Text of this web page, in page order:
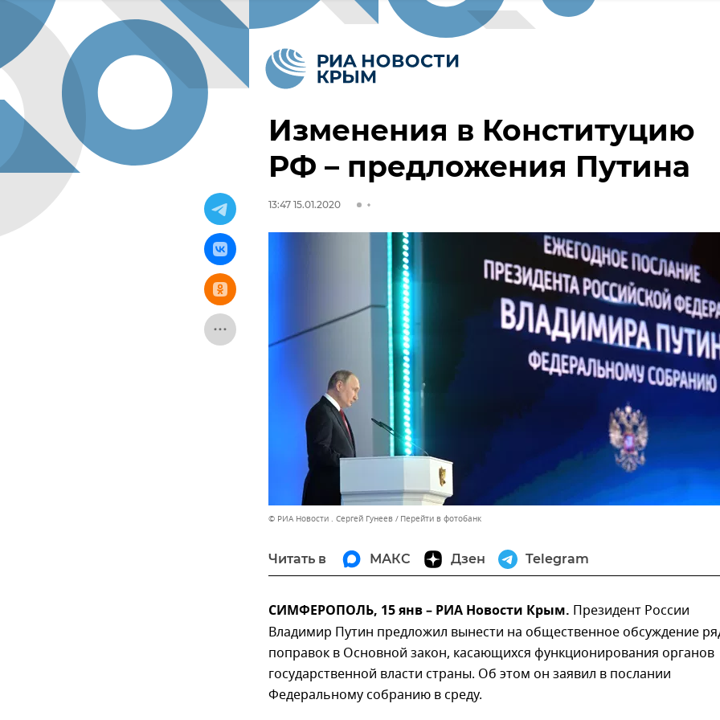
Изменения в Конституцию
РФ – предложения Путина
13:47 15.01.2020
© РИА Новости . Сергей Гунеев Перейти в фотобанк
Читать в МАКС Дзен Telegram
СИМФЕРОПОЛЬ, 15 янв – РИА Новости Крым. Президент России
Владимир Путин предложил вынести на общественное обсуждение
поправок в Основной закон, касающихся функционирования органов
государственной власти страны. Об этом он заявил в послании
Федеральному собранию в среду.